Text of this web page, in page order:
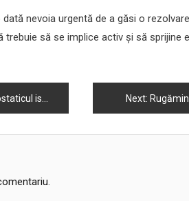
nevoia urgentă de a găsi o
să se implice activ și să sprijine
familiei Next: